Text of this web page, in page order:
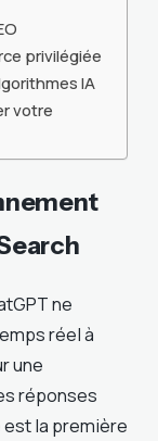
privilégiée
IA
votre
ne
réel à
une
réponses
la première